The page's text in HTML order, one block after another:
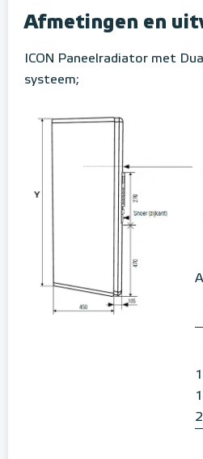
Afmetingen en
ICON Paneelradiator met
systeem;